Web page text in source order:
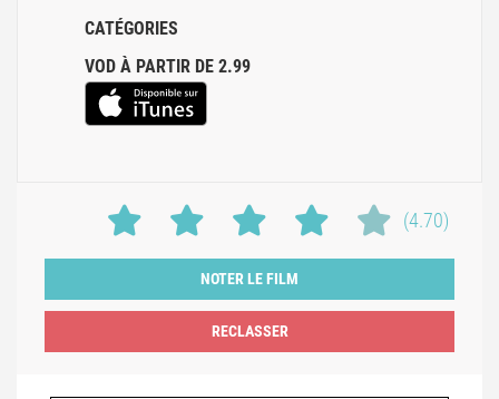
CATÉGORIES
VOD À PARTIR DE 2.99
(4.70)
NOTER LE FILM